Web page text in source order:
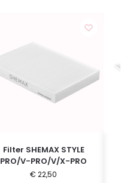
Filter SHEMAX STYLE
PRO/V-PRO/V/X-PRO
€ 22,50